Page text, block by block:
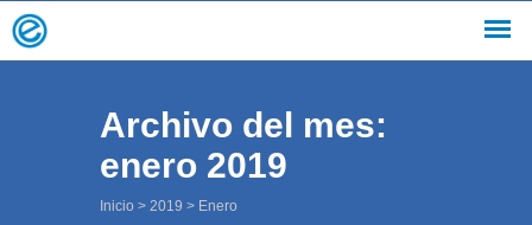
Archivo del mes:
enero 2019
Inicio > 2019 > Enero